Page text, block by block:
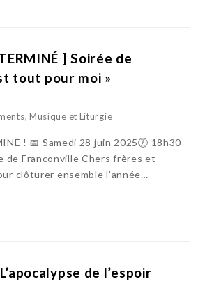
] Soirée de
tout pour moi »
, Musique et Liturgie
! 📅 Samedi 28 juin 2025🕖 18h30
de Franconville Chers frères et
clôturer ensemble l’année…
de l’espoir